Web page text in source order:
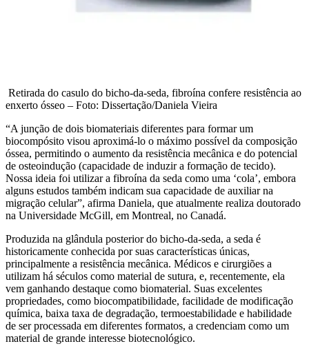
Retirada do casulo do bicho-da-seda, fibroína confere resistência ao
enxerto ósseo – Foto: Dissertação/Daniela Vieira
“A junção de dois biomateriais diferentes para formar um
biocompósito visou aproximá-lo o máximo possível da composição
óssea, permitindo o aumento da resistência mecânica e do potencial
de osteoindução (capacidade de induzir a formação de tecido).
Nossa ideia foi utilizar a fibroína da seda como uma ‘cola’, embora
alguns estudos também indicam sua capacidade de auxiliar na
migração celular”, afirma Daniela, que atualmente realiza doutorado
na Universidade McGill, em Montreal, no Canadá.
Produzida na glândula posterior do bicho-da-seda, a seda é
historicamente conhecida por suas características únicas,
principalmente a resistência mecânica. Médicos e cirurgiões a
utilizam há séculos como material de sutura, e, recentemente, ela
vem ganhando destaque como biomaterial. Suas excelentes
propriedades, como biocompatibilidade, facilidade de modificação
química, baixa taxa de degradação, termoestabilidade e habilidade
de ser processada em diferentes formatos, a credenciam como um
material de grande interesse biotecnológico.